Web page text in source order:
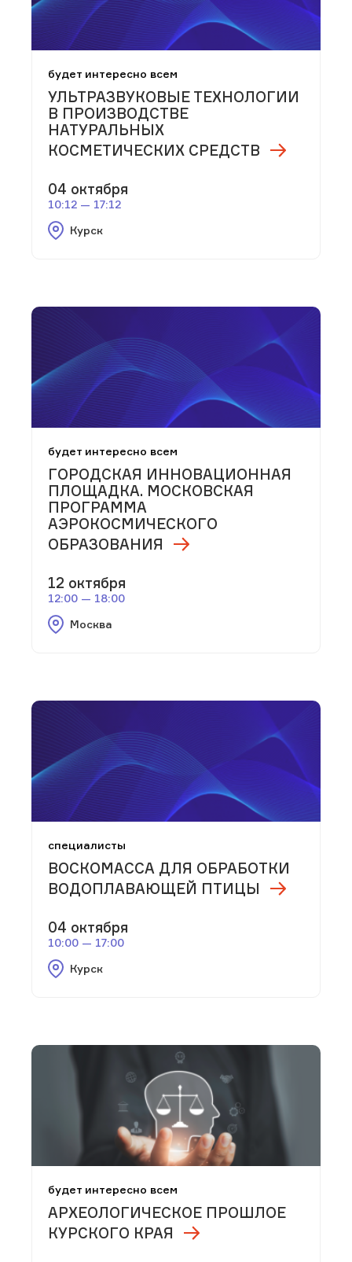
будет интересно всем
УЛЬТРАЗВУКОВЫЕ ТЕХНОЛОГИИ
В ПРОИЗВОДСТВЕ
НАТУРАЛЬНЫХ
КОСМЕТИЧЕСКИХ СРЕДСТВ
04 октября
10:12 — 17:12
Курск
будет интересно всем
ГОРОДСКАЯ ИННОВАЦИОННАЯ
ПЛОЩАДКА. МОСКОВСКАЯ
ПРОГРАММА
АЭРОКОСМИЧЕСКОГО
ОБРАЗОВАНИЯ
12 октября
12:00 — 18:00
Москва
специалисты
ВОСКОМАССА ДЛЯ ОБРАБОТКИ
ВОДОПЛАВАЮЩЕЙ ПТИЦЫ
04 октября
10:00 — 17:00
Курск
будет интересно всем
АРХЕОЛОГИЧЕСКОЕ ПРОШЛОЕ
КУРСКОГО КРАЯ